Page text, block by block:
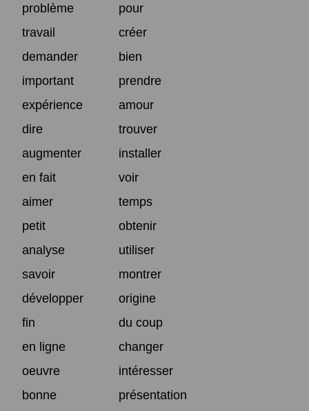
problème
pour
travail
créer
demander
bien
important
prendre
expérience
amour
dire
trouver
augmenter
installer
en fait
voir
aimer
temps
petit
obtenir
analyse
utiliser
savoir
montrer
développer
origine
fin
du coup
en ligne
changer
oeuvre
intéresser
bonne
présentation